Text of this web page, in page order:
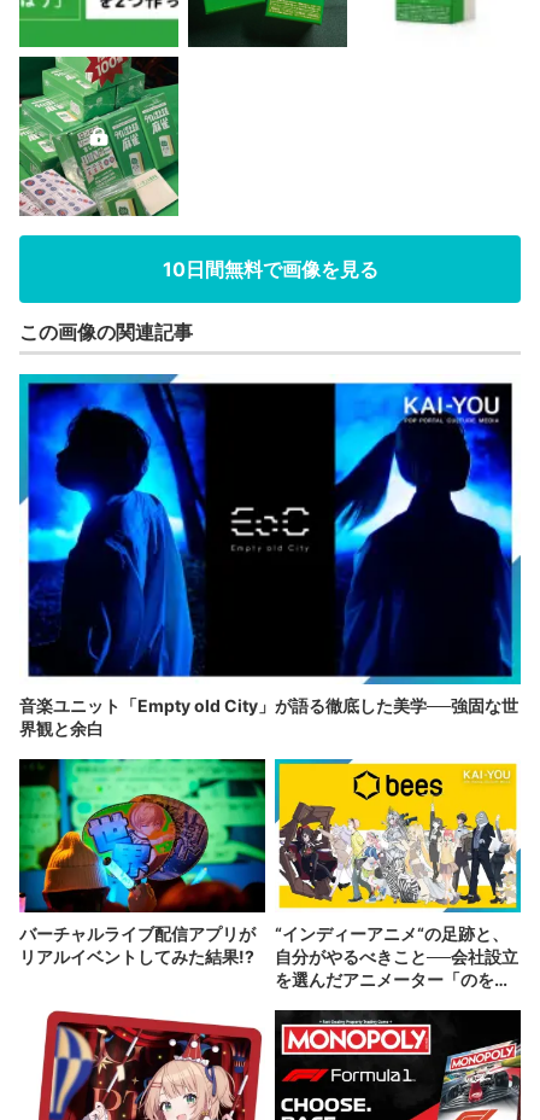
10日間無料で画像を見る
この画像の関連記事
音楽ユニット「Empty old City」が語る徹底した美学──強固な世
界観と余白
バーチャルライブ配信アプリが
リアルイベントしてみた結果!?
“インディーアニメ“の足跡と、
自分がやるべきこと──会社設立
を選んだアニメーター「のを